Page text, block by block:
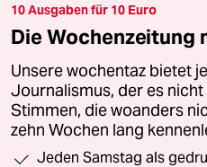
10 Ausgaben für 10 Euro
Die Wochenzeitung
Unsere wochentaz bietet
Journalismus, der es
Stimmen, die woanders
zehn Wochen lang
Jeden Samstag als